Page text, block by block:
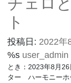
ト
投稿日: 2022年
%s user_admin
とき：2023年8月
ター ハーモニーホ